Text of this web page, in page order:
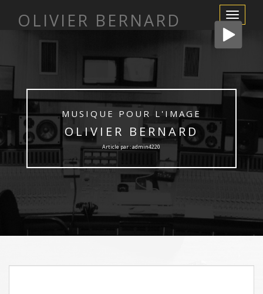
Afficher/
la
navigation
OLIVIER BERNARD
MUSIQUE POUR L'IMAGE
OLIVIER BERNARD
Article par : admin4220